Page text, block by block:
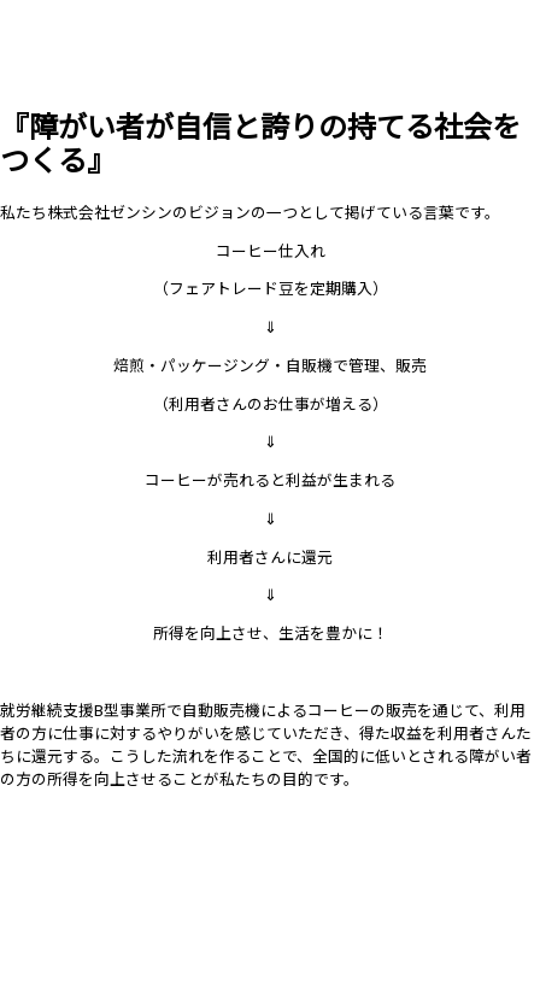
『障がい者が自信と誇りの持てる社会を
つくる』
私たち株式会社ゼンシンのビジョンの一つとして掲げている言葉です。
コーヒー仕入れ
（フェアトレード豆を定期購入）
⇓
焙煎・パッケージング・自販機で管理、販売
（利用者さんのお仕事が増える）
⇓
コーヒーが売れると利益が生まれる
⇓
利用者さんに還元
⇓
所得を向上させ、生活を豊かに！
就労継続支援B型事業所で自動販売機によるコーヒーの販売を通じて、利用
者の方に仕事に対するやりがいを感じていただき、得た収益を利用者さんた
ちに還元する。こうした流れを作ることで、全国的に低いとされる障がい者
の方の所得を向上させることが私たちの目的です。